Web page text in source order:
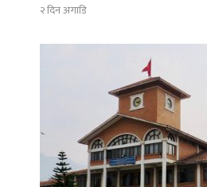
२ दिन अगाडि